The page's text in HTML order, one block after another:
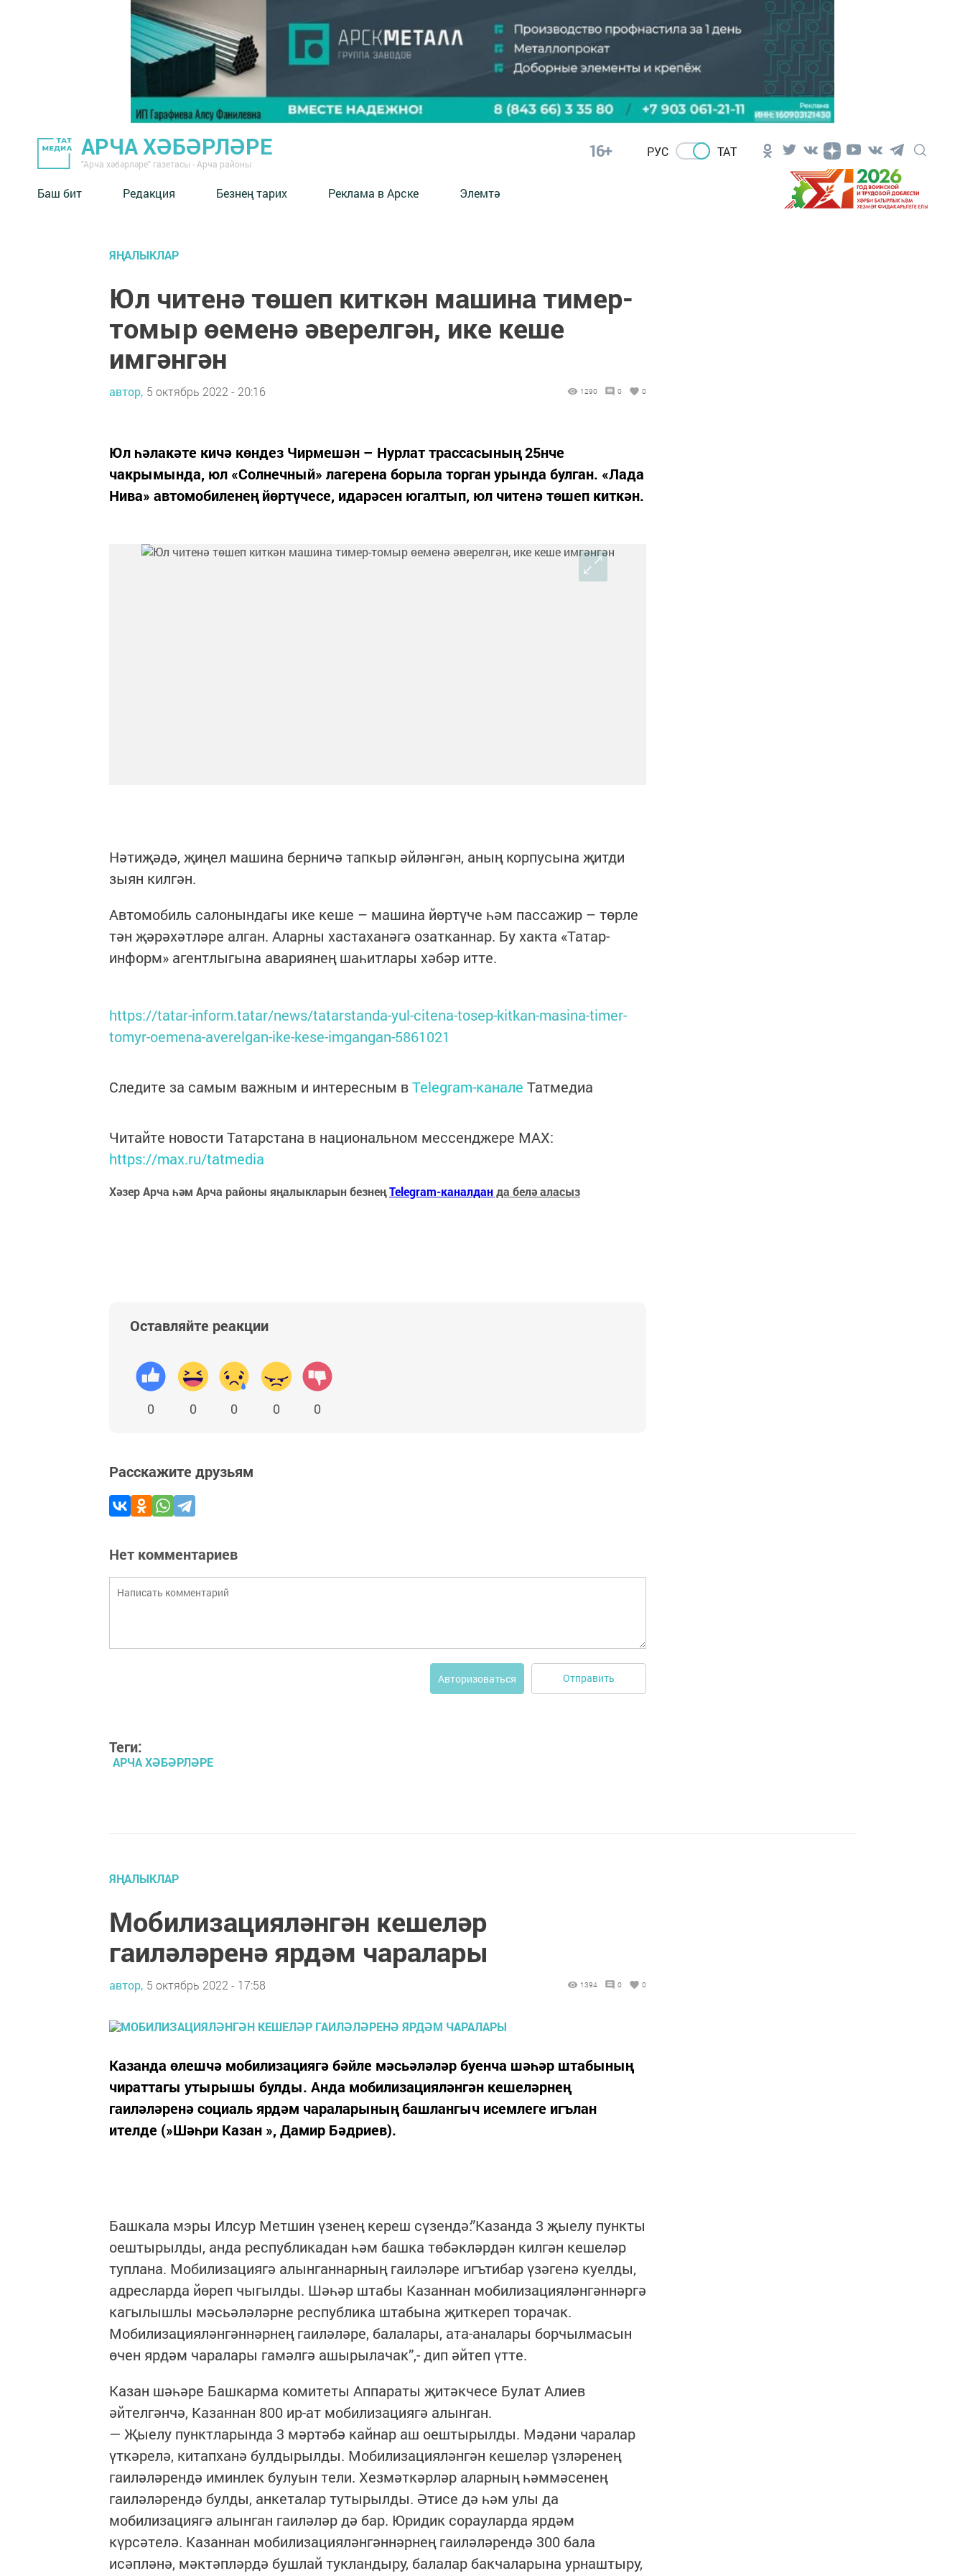
АРЧА ХӘБӘРЛӘРЕ
"Арча хәбәрләре" газетасы - Арча районы
16+ РУС ТАТ
Баш бит Редакция Безнең тарих Реклама в Арске Элемтә
ЯҢАЛЫКЛАР
Юл читенә төшеп киткән машина тимер-
томыр өеменә әверелгән, ике кеше
имгәнгән
автор, 5 октябрь 2022 - 20:16 1290 0 0
Юл һәлакәте кичә көндез Чирмешән – Нурлат трассасының 25нче
чакрымында, юл «Солнечный» лагерена борыла торган урында булган. «Лада
Нива» автомобиленең йөртүчесе, идарәсен югалтып, юл читенә төшеп киткән.
Нәтиҗәдә, җиңел машина берничә тапкыр әйләнгән, аның корпусына җитди
зыян килгән.
Автомобиль салонындагы ике кеше – машина йөртүче һәм пассажир – төрле
тән җәрәхәтләре алган. Аларны хастаханәгә озатканнар. Бу хакта «Татар-
информ» агентлыгына авариянең шаһитлары хәбәр итте.
https://tatar-inform.tatar/news/tatarstanda-yul-citena-tosep-kitkan-masina-timer-
tomyr-oemena-averelgan-ike-kese-imgangan-5861021
Следите за самым важным и интересным вTelegram-канале Татмедиа
Читайте новости Татарстана в национальном мессенджере MАХ:
https://max.ru/tatmedia
Хәзер Арча һәм Арча районы яңалыкларын безнеңTelegram-каналданда белә аласыз
Оставляйте реакции
0 0 0 0 0
Расскажите друзьям
Нет комментариев
Авторизоваться Отправить
Теги:
АРЧА ХӘБӘРЛӘРЕ
ЯҢАЛЫКЛАР
Мобилизацияләнгән кешеләр
гаиләләренә ярдәм чаралары
автор, 5 октябрь 2022 - 17:58 1394 0 0
Казанда өлешчә мобилизациягә бәйле мәсьәләләр буенча шәһәр штабының
чираттагы утырышы булды. Анда мобилизацияләнгән кешеләрнең
гаиләләренә социаль ярдәм чараларының башлангыч исемлеге игълан
ителде (»Шәһри Казан », Дамир Бәдриев).
Башкала мэры Илсур Метшин үзенең кереш сүзендә:”Казанда 3 җыелу пункты
оештырылды, анда республикадан һәм башка төбәкләрдән килгән кешеләр
туплана. Мобилизациягә алынганнарның гаиләләре игътибар үзәгенә куелды,
адресларда йөреп чыгылды. Шәһәр штабы Казаннан мобилизацияләнгәннәргә
кагылышлы мәсьәләләрне республика штабына җиткереп торачак.
Мобилизацияләнгәннәрнең гаиләләре, балалары, ата-аналары борчылмасын
өчен ярдәм чаралары гамәлгә ашырылачак”,- дип әйтеп үтте.
Казан шәһәре Башкарма комитеты Аппараты җитәкчесе Булат Алиев
әйтелгәнчә, Казаннан 800 ир-ат мобилизациягә алынган.
— Җыелу пунктларында 3 мәртәбә кайнар аш оештырылды. Мәдәни чаралар
үткәрелә, китапханә булдырылды. Мобилизацияләнгән кешеләр үзләренең
гаиләләрендә иминлек булуын тели. Хезмәткәрләр аларның һәммәсенең
гаиләләрендә булды, анкеталар тутырылды. Әтисе дә һәм улы да
мобилизациягә алынган гаиләләр дә бар. Юридик сорауларда ярдәм
күрсәтелә. Казаннан мобилизацияләнгәннәрнең гаиләләрендә 300 бала
исәпләнә, мәктәпләрдә бушлай тукландыру, балалар бакчаларына урнаштыру,